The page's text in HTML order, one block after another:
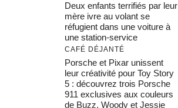
Deux enfants terrifiés par leur
mère ivre au volant se
réfugient dans une voiture à
une station-service
CAFÉ DÉJANTÉ
Porsche et Pixar unissent
leur créativité pour Toy Story
5 : découvrez trois Porsche
911 exclusives aux couleurs
de Buzz, Woody et Jessie